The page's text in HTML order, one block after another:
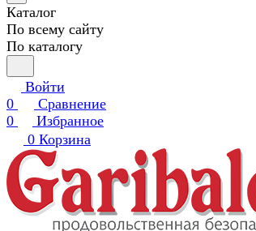
Каталог
По всему сайту
По каталогу
Войти
0
Сравнение
0
Избранное
0 Корзина